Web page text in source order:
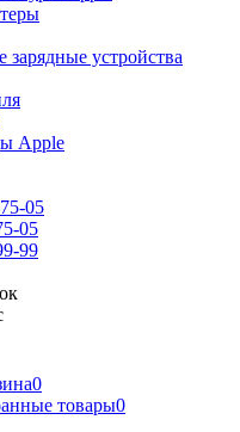
зарядные устройства
Apple
05
05
99
0
товары0